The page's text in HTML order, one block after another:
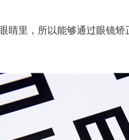
里，所以能够通过眼镜矫